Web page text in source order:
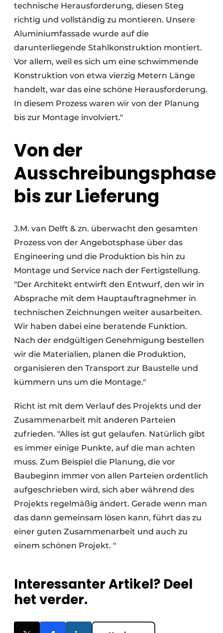
technische Herausforderung, diesen Steg
richtig und vollständig zu montieren. Unsere
Aluminiumfassade wurde auf die
darunterliegende Stahlkonstruktion montiert.
Vor allem, weil es sich um eine schwimmende
Konstruktion von etwa vierzig Metern Länge
handelt, war das eine schöne Herausforderung.
In diesem Prozess waren wir von der Planung
bis zur Montage involviert."
Von der
Ausschreibungsphase
bis zur Lieferung
J.M. van Delft & zn. überwacht den gesamten
Prozess von der Angebotsphase über das
Engineering und die Produktion bis hin zu
Montage und Service nach der Fertigstellung.
"Der Architekt entwirft den Entwurf, den wir in
Absprache mit dem Hauptauftragnehmer in
technischen Zeichnungen weiter ausarbeiten.
Wir haben dabei eine beratende Funktion.
Nach der endgültigen Genehmigung bestellen
wir die Materialien, planen die Produktion,
organisieren den Transport zur Baustelle und
kümmern uns um die Montage."
Richt ist mit dem Verlauf des Projekts und der
Zusammenarbeit mit anderen Parteien
zufrieden. "Alles ist gut gelaufen. Natürlich gibt
es immer einige Punkte, auf die man achten
muss. Zum Beispiel die Planung, die vor
Baubeginn immer von allen Parteien ordentlich
aufgeschrieben wird, sich aber während des
Projekts regelmäßig ändert. Gerade wenn man
das dann gemeinsam lösen kann, führt das zu
einer guten Zusammenarbeit und auch zu
einem schönen Projekt. "
Interessanter Artikel? Deel
het verder.